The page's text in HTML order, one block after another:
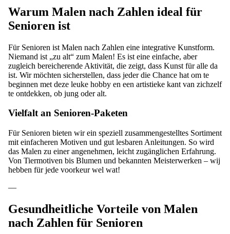
Warum Malen nach Zahlen ideal für
Senioren ist
Für Senioren ist Malen nach Zahlen eine integrative Kunstform.
Niemand ist „zu alt“ zum Malen! Es ist eine einfache, aber
zugleich bereicherende Aktivität, die zeigt, dass Kunst für alle da
ist. Wir möchten sicherstellen, dass jeder die Chance hat om te
beginnen met deze leuke hobby en een artistieke kant van zichzelf
te ontdekken, ob jung oder alt.
Vielfalt an Senioren-Paketen
Für Senioren bieten wir ein speziell zusammengestelltes Sortiment
mit einfacheren Motiven und gut lesbaren Anleitungen. So wird
das Malen zu einer angenehmen, leicht zugänglichen Erfahrung.
Von Tiermotiven bis Blumen und bekannten Meisterwerken – wij
hebben für jede voorkeur wel wat!
—
Gesundheitliche Vorteile von Malen
nach Zahlen für Senioren